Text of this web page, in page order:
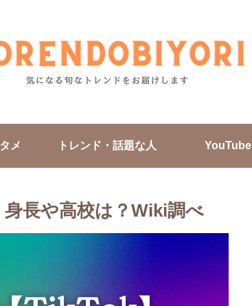
メ トレンド・話題な人 YouTube
長や高校は？Wiki調べ